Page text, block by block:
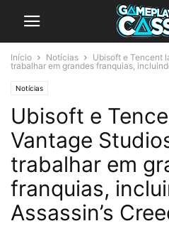
Início Notícias
Ubisoft e Tencent
trabalhar em grandes franquias,
Notícias
Ubisoft e
Vantage
trabalhar em
franquias,
Assassin’s